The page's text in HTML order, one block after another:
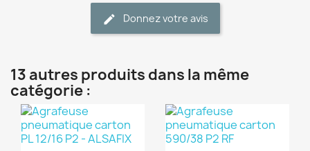
Donnez votre avis
13 autres produits dans la même
catégorie :
(1)